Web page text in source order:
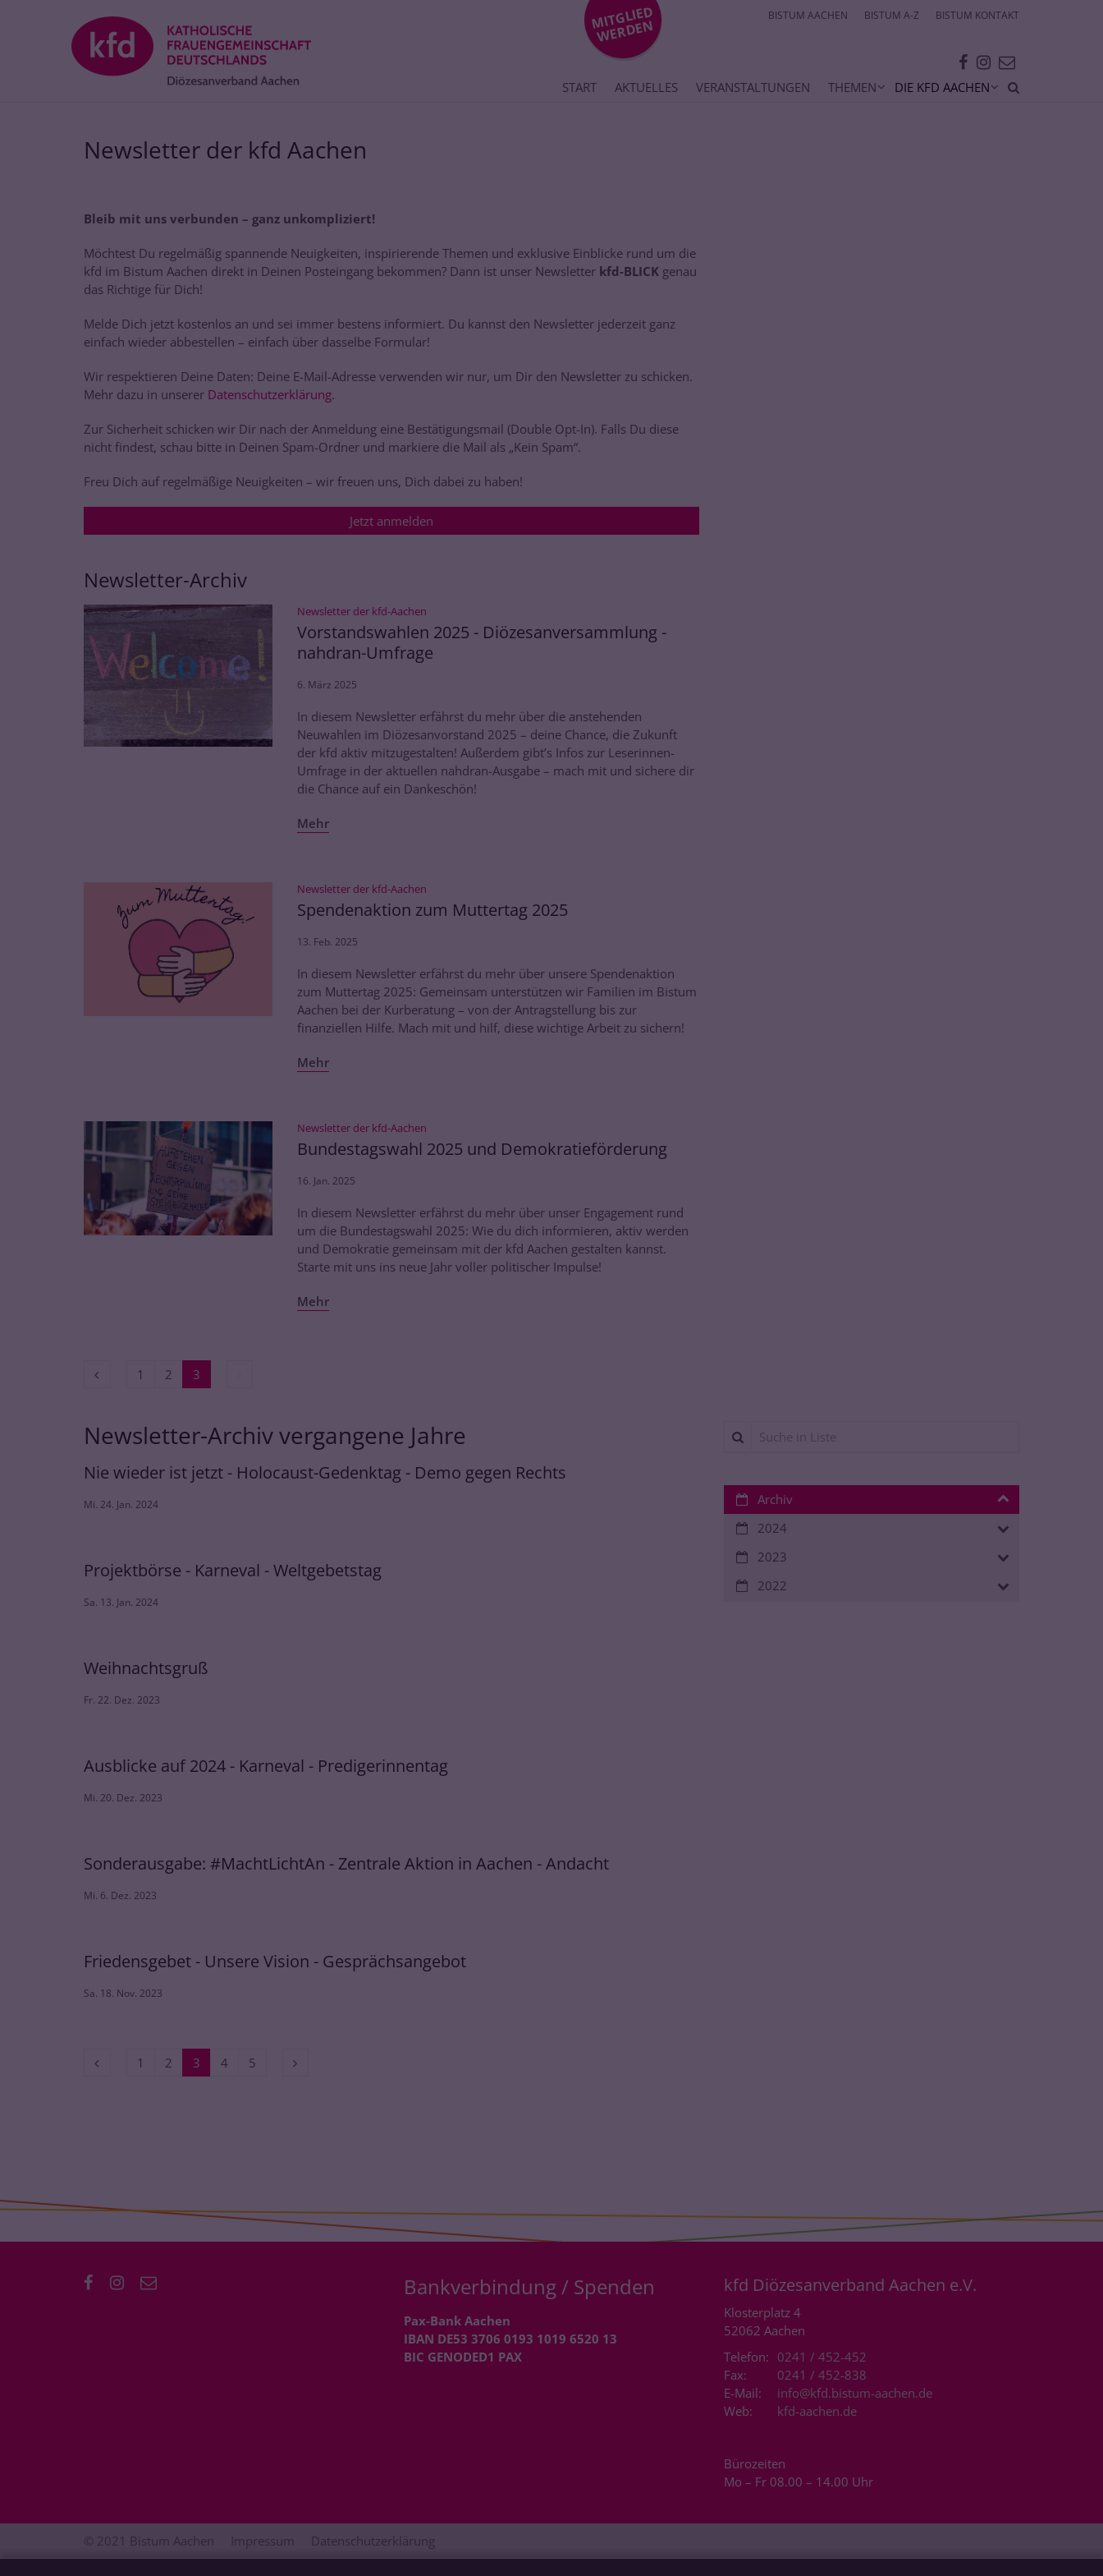
BISTUM AACHEN BISTUM A-Z BISTUM KONTAKT
START AKTUELLES VERANSTALTUNGEN THEMEN DIE KFD AACHEN
MIT
GLIE
D
WE
R
DE
N
Newsletter der kfd Aachen
Bleib mit uns verbunden – ganz unkompliziert!
Möchtest Du regelmäßig spannende Neuigkeiten, inspirierende Themen und exklusive Einblicke rund um die
kfd im Bistum Aachen direkt in Deinen Posteingang bekommen? Dann ist unser Newsletter kfd-BLICK genau
das Richtige für Dich!
Melde Dich jetzt kostenlos an und sei immer bestens informiert. Du kannst den Newsletter jederzeit ganz
einfach wieder abbestellen – einfach über dasselbe Formular!
Wir respektieren Deine Daten: Deine E-Mail-Adresse verwenden wir nur, um Dir den Newsletter zu schicken.
Mehr dazu in unserer Datenschutzerklärung.
Zur Sicherheit schicken wir Dir nach der Anmeldung eine Bestätigungsmail (Double Opt-In). Falls Du diese
nicht findest, schau bitte in Deinen Spam-Ordner und markiere die Mail als „Kein Spam“.
Freu Dich auf regelmäßige Neuigkeiten – wir freuen uns, Dich dabei zu haben!
Jetzt anmelden
Newsletter-Archiv
Newsletter der kfd-Aachen
Vorstandswahlen 2025 - Diözesanversammlung -
nahdran-Umfrage
6. März 2025
In diesem Newsletter erfährst du mehr über die anstehenden
Neuwahlen im Diözesanvorstand 2025 – deine Chance, die Zukunft
der kfd aktiv mitzugestalten! Außerdem gibt’s Infos zur Leserinnen-
Umfrage in der aktuellen nahdran-Ausgabe – mach mit und sichere dir
die Chance auf ein Dankeschön!
Mehr
Newsletter der kfd-Aachen
Spendenaktion zum Muttertag 2025
13. Feb. 2025
In diesem Newsletter erfährst du mehr über unsere Spendenaktion
zum Muttertag 2025: Gemeinsam unterstützen wir Familien im Bistum
Aachen bei der Kurberatung – von der Antragstellung bis zur
finanziellen Hilfe. Mach mit und hilf, diese wichtige Arbeit zu sichern!
Mehr
Newsletter der kfd-Aachen
Bundestagswahl 2025 und Demokratieförderung
16. Jan. 2025
In diesem Newsletter erfährst du mehr über unser Engagement rund
um die Bundestagswahl 2025: Wie du dich informieren, aktiv werden
und Demokratie gemeinsam mit der kfd Aachen gestalten kannst.
Starte mit uns ins neue Jahr voller politischer Impulse!
Mehr
Vorherige Seite
1 2 3
Newsletter-Archiv vergangene Jahre
Nie wieder ist jetzt - Holocaust-Gedenktag - Demo gegen Rechts
Mi. 24. Jan. 2024
Projektbörse - Karneval - Weltgebetstag
Sa. 13. Jan. 2024
Weihnachtsgruß
Fr. 22. Dez. 2023
Ausblicke auf 2024 - Karneval - Predigerinnentag
Mi. 20. Dez. 2023
Sonderausgabe: #MachtLichtAn - Zentrale Aktion in Aachen - Andacht
Mi. 6. Dez. 2023
Friedensgebet - Unsere Vision - Gesprächsangebot
Sa. 18. Nov. 2023
Vorherige Seite
1 2 3 4 5 Nächste Seite
Suche in Liste
Archiv
2024
2023
2022
Bankverbindung / Spenden
Pax-Bank Aachen
IBAN DE53 3706 0193 1019 6520 13
BIC GENODED1 PAX
kfd Diözesanverband Aachen e.V.
Klosterplatz 4
52062 Aachen
Telefon: 0241 / 452-452
Fax:
0241 / 452-838
E-Mail:
info@kfd.bistum-aachen.de
Web:
kfd-aachen.de
Bürozeiten
Mo – Fr 08.00 – 14.00 Uhr
© 2021 Bistum Aachen Impressum Datenschutzerklärung